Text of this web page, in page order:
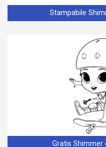
Stampabile
Gratis Shimmer